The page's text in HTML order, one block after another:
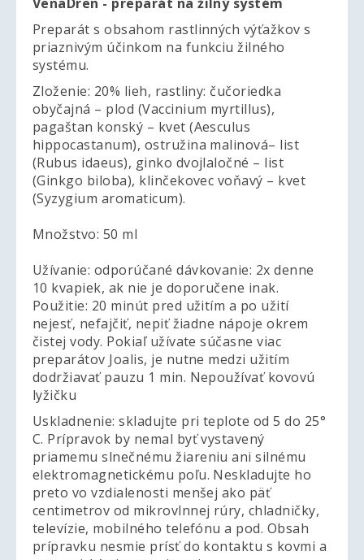
Preparát s obsahom rastlinných výťažkov s
priaznivým účinkom na funkciu žilného
systému.
Zloženie: 20% lieh, rastliny: čučoriedka
obyčajná – plod (Vaccinium myrtillus),
pagaštan konský – kvet (Aesculus
hippocastanum), ostružina malinová– list
(Rubus idaeus), ginko dvojlaločné – list
(Ginkgo biloba), klinčekovec voňavý – kvet
(Syzygium aromaticum).
Množstvo: 50 ml
Užívanie: odporúčané dávkovanie: 2x denne
10 kvapiek, ak nie je doporučene inak.
Použitie: 20 minút pred užitím a po užití
nejesť, nefajčiť, nepiť žiadne nápoje okrem
čistej vody. Pokiaľ užívate súčasne viac
preparátov Joalis, je nutne medzi užitím
dodržiavať pauzu 1 min. Nepoužívať kovovú
lyžičku
Uskladnenie: skladujte pri teplote od 5 do 25°
C. Prípravok by nemal byť vystavený
priamemu slnečnému žiareniu ani silnému
elektromagnetickému poľu. Neskladujte ho
preto vo vzdialenosti menšej ako päť
centimetrov od mikrovlnnej rúry, chladničky,
televízie, mobilného telefónu a pod. Obsah
prípravku nesmie prísť do kontaktu s kovmi a